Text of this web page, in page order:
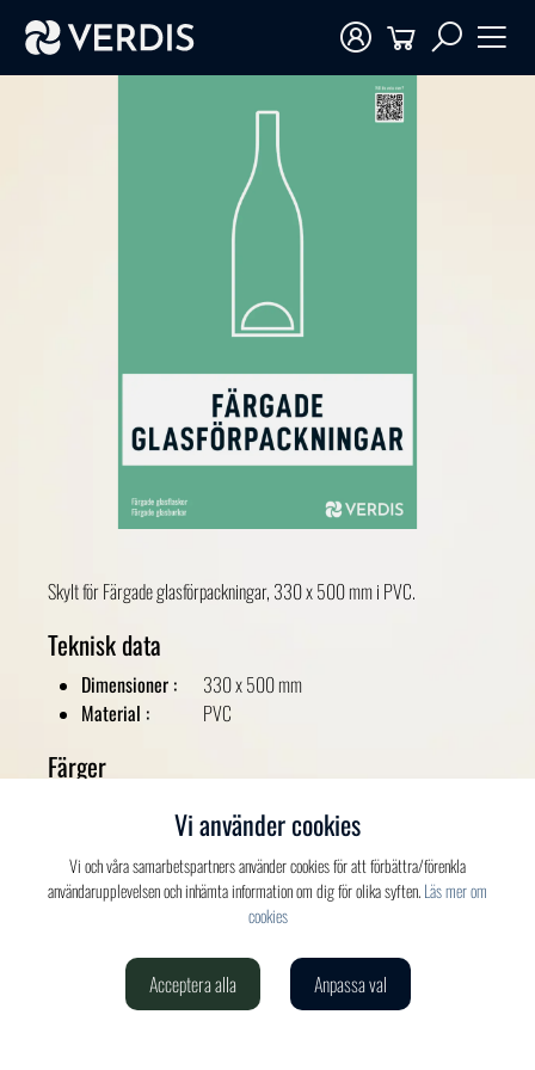
Skylt för Färgade glasförpackningar, 330 x 500 mm i PVC.
Teknisk data
Dimensioner :
330 x 500 mm
Material :
PVC
Färger
020-150 520
Vi använder cookies
Vi och våra samarbetspartners använder cookies för att förbättra/förenkla
användarupplevelsen och inhämta information om dig för olika syften.Läs mer om
cookies
Acceptera alla Anpassa val